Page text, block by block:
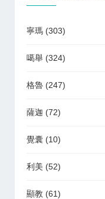
寧瑪 (303)
噶舉 (324)
格魯 (247)
薩迦 (72)
覺囊 (10)
利美 (52)
顯教 (61)